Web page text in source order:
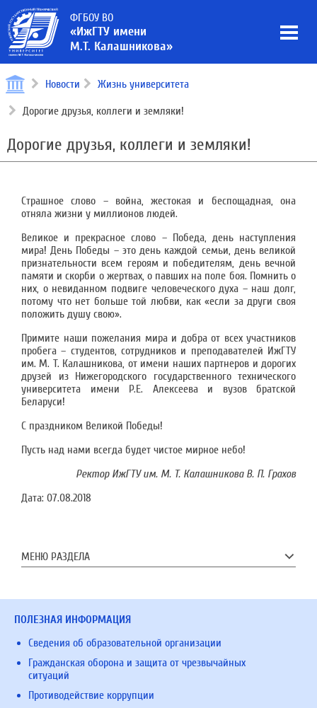
ФГБОУ ВО
«ИжГТУ имени
М.Т. Калашникова»
Новости Жизнь университета
Дорогие друзья, коллеги и земляки!
Дорогие друзья, коллеги и земляки!
Страшное слово – война, жестокая и беспощадная, она
отняла жизни у миллионов людей.
Великое и прекрасное слово – Победа, день наступления
мира! День Победы – это день каждой семьи, день великой
признательности всем героям и победителям, день вечной
памяти и скорби о жертвах, о павших на поле боя. Помнить о
них, о невиданном подвиге человеческого духа – наш долг,
потому что нет больше той любви, как «если за други своя
положить душу свою».
Примите наши пожелания мира и добра от всех участников
пробега – студентов, сотрудников и преподавателей ИжГТУ
им. М. Т. Калашникова, от имени наших партнеров и дорогих
друзей из Нижегородского государственного технического
университета имени Р.Е. Алексеева и вузов братской
Беларуси!
С праздником Великой Победы!
Пусть над нами всегда будет чистое мирное небо!
Ректор ИжГТУ им. М. Т. Калашникова В. П. Грахов
Дата: 07.08.2018
МЕНЮ РАЗДЕЛА
ПОЛЕЗНАЯ ИНФОРМАЦИЯ
Сведения об образовательной организации
Гражданская оборона и защита от чрезвычайных
ситуаций
Противодействие коррупции